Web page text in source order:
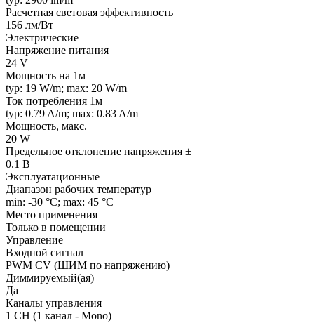
Расчетная световая эффективность
156 лм/Вт
Электрические
Напряжение питания
24 V
Мощность на 1м
typ: 19 W/m; max: 20 W/m
Ток потребления 1м
typ: 0.79 A/m; max: 0.83 A/m
Мощность, макс.
20 W
Предельное отклонение напряжения ±
0.1 В
Эксплуатационные
Диапазон рабочих температур
min: -30 °C; max: 45 °C
Место применения
Только в помещении
Управление
Входной сигнал
PWM СV (ШИМ по напряжению)
Диммируемый(ая)
Да
Каналы управления
1 CH (1 канал - Mono)